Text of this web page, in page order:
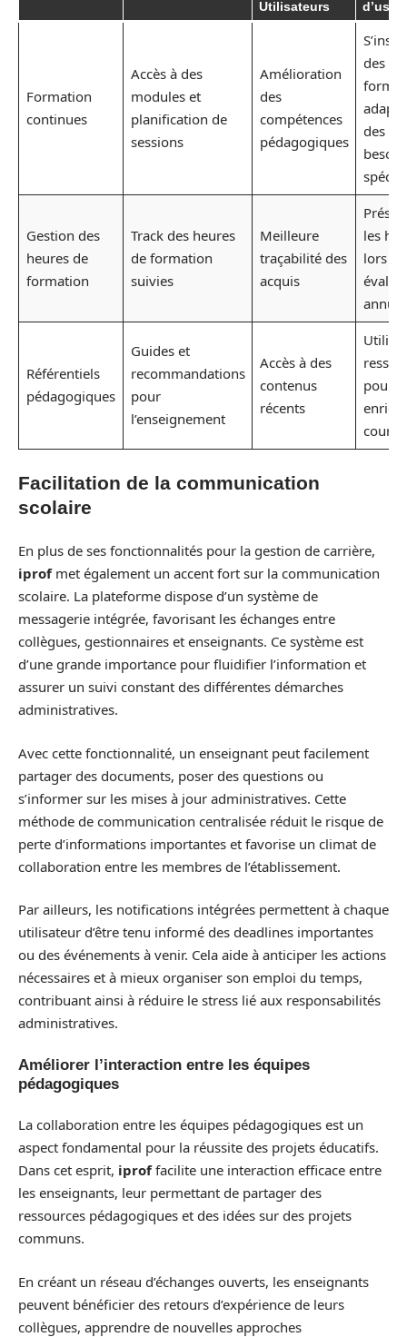
Utilisateurs
Formation
continues
Accès à des
modules et
planification de
sessions
Amélioration
des
compétences
pédagogiques
des
des
Gestion des
heures de
formation
Track des heures
de formation
suivies
Meilleure
traçabilité des
acquis
les
lors
Référentiels
pédagogiques
Guides et
recommandations
pour
l’enseignement
Accès à des
contenus
récents
pour
cours
Facilitation de la communication
scolaire
En plus de ses fonctionnalités pour la gestion de carrière,
iprofmet également un accent fort sur la communication
scolaire. La plateforme dispose d’un système de
messagerie intégrée, favorisant les échanges entre
collègues, gestionnaires et enseignants. Ce système est
d’une grande importance pour fluidifier l’information et
assurer un suivi constant des différentes démarches
administratives.
Avec cette fonctionnalité, un enseignant peut facilement
partager des documents, poser des questions ou
s’informer sur les mises à jour administratives. Cette
méthode de communication centralisée réduit le risque de
perte d’informations importantes et favorise un climat de
collaboration entre les membres de l’établissement.
Par ailleurs, les notifications intégrées permettent à chaque
utilisateur d’être tenu informé des deadlines importantes
ou des événements à venir. Cela aide à anticiper les actions
nécessaires et à mieux organiser son emploi du temps,
contribuant ainsi à réduire le stress lié aux responsabilités
administratives.
Améliorer l’interaction entre les équipes
pédagogiques
La collaboration entre les équipes pédagogiques est un
aspect fondamental pour la réussite des projets éducatifs.
Dans cet esprit, iproffacilite une interaction efficace entre
les enseignants, leur permettant de partager des
ressources pédagogiques et des idées sur des projets
communs.
En créant un réseau d’échanges ouverts, les enseignants
peuvent bénéficier des retours d’expérience de leurs
collègues, apprendre de nouvelles approches